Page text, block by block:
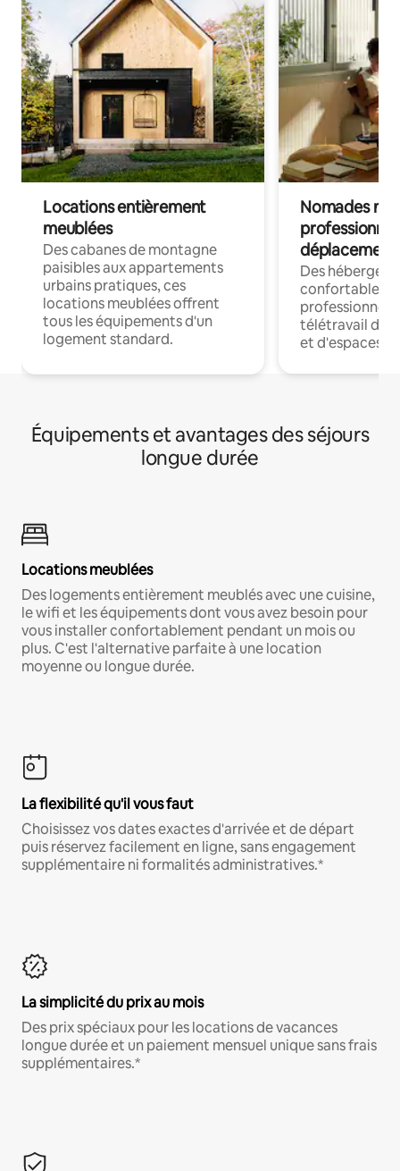
Locations entièrement
meublées
Des cabanes de montagne
paisibles aux appartements
urbains pratiques, ces
locations meublées offrent
tous les équipements d'un
logement standard.
Nomades
déplacement
Des
confortables
professionnels
télétravail
et d'espaces
Équipements et avantages des séjours
longue durée
Locations meublées
Des logements entièrement meublés avec une cuisine,
le wifi et les équipements dont vous avez besoin pour
vous installer confortablement pendant un mois ou
plus. C'est l'alternative parfaite à une location
moyenne ou longue durée.
La flexibilité qu'il vous faut
Choisissez vos dates exactes d'arrivée et de départ
puis réservez facilement en ligne, sans engagement
supplémentaire ni formalités administratives.*
La simplicité du prix au mois
Des prix spéciaux pour les locations de vacances
longue durée et un paiement mensuel unique sans frais
supplémentaires.*